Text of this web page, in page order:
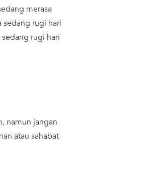
merasa
sedang rugi hari
rugi hari
namun jangan
atau sahabat